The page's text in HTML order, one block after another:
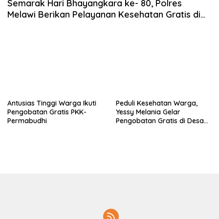
Semarak Hari Bhayangkara ke- 80, Polres
Melawi Berikan Pelayanan Kesehatan Gratis di
Antusias Tinggi Warga Ikuti
Pengobatan Gratis PKK-
Permabudhi
Peduli Kesehatan Warga,
Yessy Melania Gelar
Pengobatan Gratis di Desa